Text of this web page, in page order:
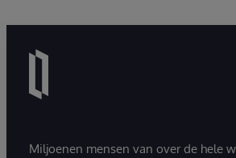
Miljoenen mensen van over de hele